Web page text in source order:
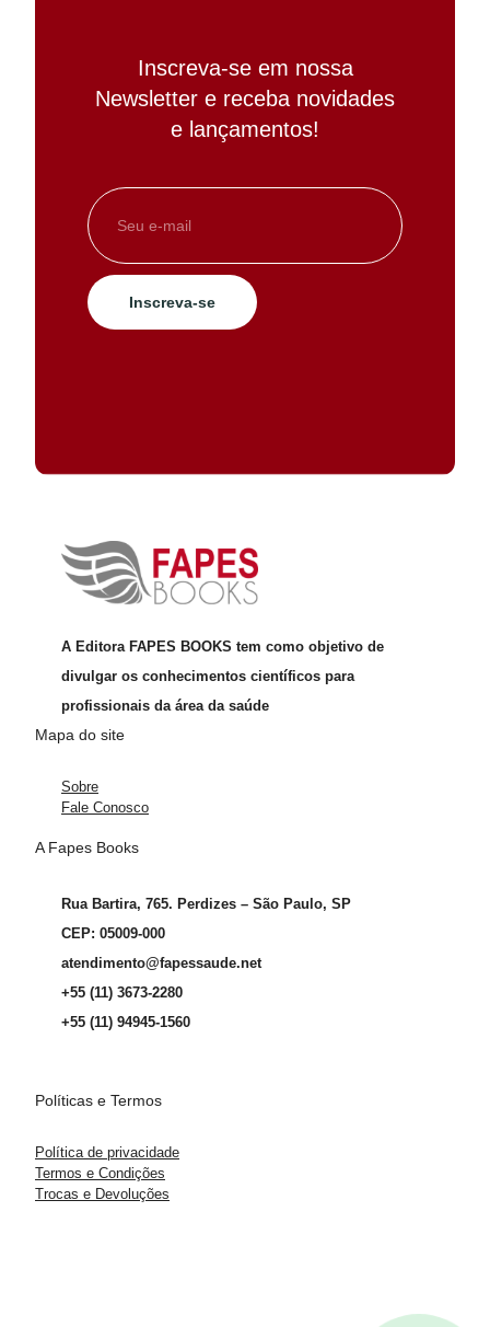
Inscreva-se em nossa
Newsletter e receba novidades
e lançamentos!
Inscreva-se
A Editora FAPES BOOKS tem como objetivo de
divulgar os conhecimentos científicos para
profissionais da área da saúde
Mapa do site
Sobre
Fale Conosco
A Fapes Books
Rua Bartira, 765. Perdizes – São Paulo, SP
CEP: 05009-000
atendimento@fapessaude.net
+55 (11) 3673-2280
+55 (11) 94945-1560
Políticas e Termos
Política de privacidade
Termos e Condições
Trocas e Devoluções